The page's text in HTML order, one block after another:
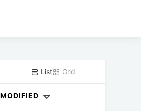
List Grid
MODIFIED